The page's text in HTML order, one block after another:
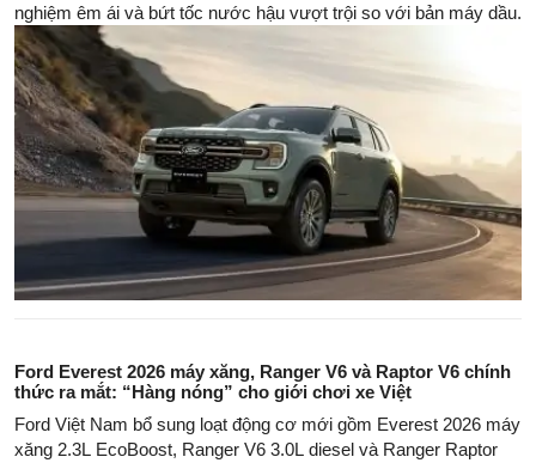
nghiệm êm ái và bứt tốc nước hậu vượt trội so với bản máy dầu.
Ford Everest 2026 máy xăng, Ranger V6 và Raptor V6 chính
thức ra mắt: “Hàng nóng” cho giới chơi xe Việt
Ford Việt Nam bổ sung loạt động cơ mới gồm Everest 2026 máy
xăng 2.3L EcoBoost, Ranger V6 3.0L diesel và Ranger Raptor